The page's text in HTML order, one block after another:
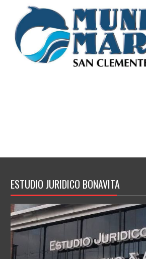
ESTUDIO JURIDICO BONAVITA